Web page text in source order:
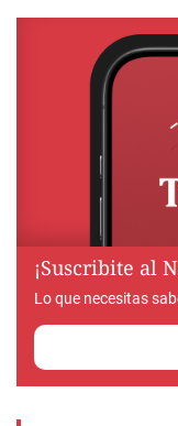
¡Suscribite al
Lo que necesitas